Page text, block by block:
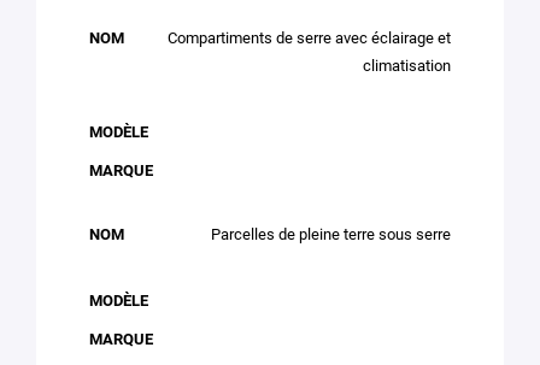
Compartiments de serre avec éclairage et
climatisation
Parcelles de pleine terre sous serre